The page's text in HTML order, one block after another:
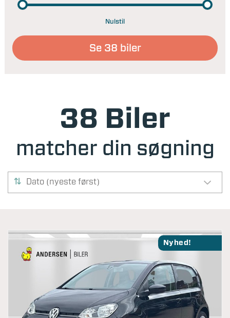
Nulstil
Se 38 biler
38 Biler
matcher din søgning
Dato (nyeste først)
Nyhed!